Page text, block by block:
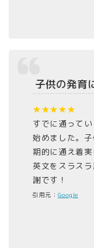
子供の発育
★★★★★
すでに通って
始めました。
期的に通え着
英文をスラス
謝です！
引用元： Google